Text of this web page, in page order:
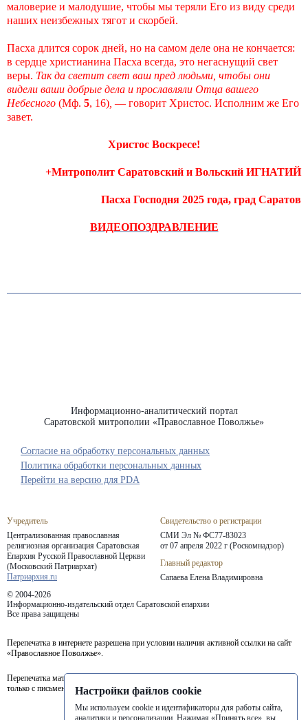
маловерие и малодушие, чтобы мы теряли Его из виду среди
наших неизбежных тягот и скорбей.
Пасха длится сорок дней, но на самом деле она не кончается:
в сердце христианина Пасха всегда, это негаснущий свет
веры. Так да светит свет ваш пред людьми, чтобы они
видели ваши добрые дела и прославляли Отца вашего
Небесного (Мф. 5, 16) — говорит Христос. Исполним же Его
завет.
Христос Воскресе!
+Митрополит Саратовский и Вольский ИГНАТИЙ
Пасха Господня 2025 года, град Саратов
ВИДЕОПОЗДРАВЛЕНИЕ
Информационно-аналитический портал
Саратовской митрополии «Православное Поволжье»
Учредитель
Централизованная православная
религиозная организация Саратовская
Епархия Русской Православной Церкви
(Московский Патриархат)
Патриархия.ru
Свидетельство о регистрации
СМИ Эл № ФС77-83023
от 07 апреля 2022 г (Роскомнадзор)
Главный редактор
Сапаева Елена Владимировна
© 2004-2026
Информационно-издательский отдел Саратовской епархии
Все права защищены
Согласие на обработку персональных данных
Политика обработки персональных данных
Перепечатка в интернете разрешена при условии наличия активной ссылки на сайт
«Православное Поволжье».
Перепечатка материалов портала в печатных изданиях (книгах, прессе) возможна
только с письменного разрешения редакции.
Перейти на версию для PDA
Настройки файлов cookie
Мы используем cookie и идентификаторы для работы сайта,
аналитики и персонализации. Нажимая «Принять все», вы